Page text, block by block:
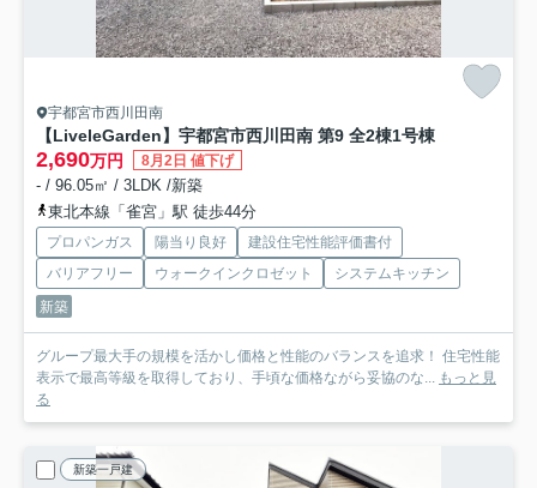
宇都宮市西川田南
【LiveleGarden】宇都宮市西川田南 第9 全2棟1号棟
2,690万円 8月2日 値下げ
- / 96.05㎡ / 3LDK /新築
東北本線「雀宮」駅 徒歩44分
プロパンガス 陽当り良好
建設住宅性能評価書付
バリアフリー
ウォークインクロゼット
システムキッチン
新築
グループ最大手の規模を活かし価格と性能のバランスを追求！ 住宅性能
表示で最高等級を取得しており、手頃な価格ながら妥協のな... もっと見
る
新築一戸建